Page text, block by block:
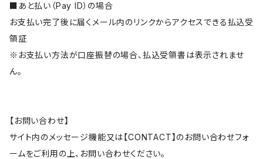
■あと払い（Pay ID）の場合
お支払い完了後に届くメール内のリンクからアクセスできる払込受
領証
※お支払い方法が口座振替の場合、払込受領書は表示されませ
ん。
【お問い合わせ】
サイト内のメッセージ機能又は【CONTACT】のお問い合わせフォ
ームをご利用の上、お問い合わせください。